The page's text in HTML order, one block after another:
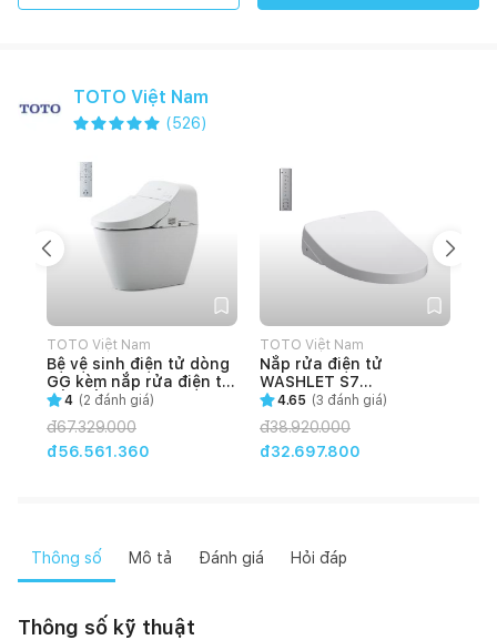
TOTO Việt Nam
(526)
TOTO Việt Nam
Bệ vệ sinh điện tử dòng
GG kèm nắp rửa điện tử
bồn cầu
C971/TCF9433A
4 (2 đánh giá)
đ67.329.000
đ56.561.360
TOTO Việt Nam
Nắp rửa điện tử
WASHLET S7
(TCF4911Z)
4.65 (3 đánh giá)
đ38.920.000
đ32.697.800
Thông số Mô tả Đánh giá Hỏi đáp
Thông số kỹ thuật